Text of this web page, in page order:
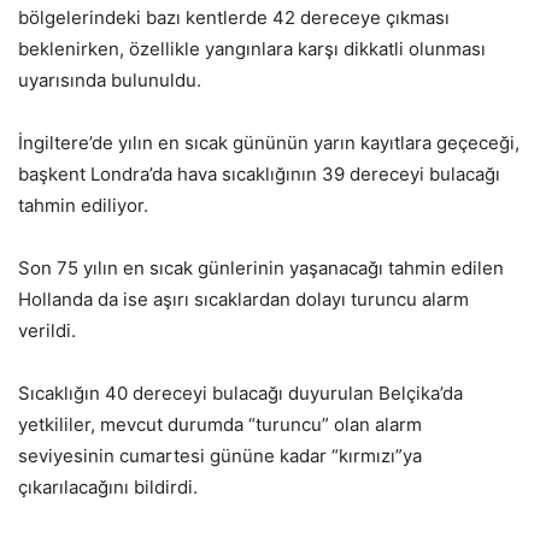
bölgelerindeki bazı kentlerde 42 dereceye çıkması
beklenirken, özellikle yangınlara karşı dikkatli olunması
uyarısında bulunuldu.
İngiltere’de yılın en sıcak gününün yarın kayıtlara geçeceği,
başkent Londra’da hava sıcaklığının 39 dereceyi bulacağı
tahmin ediliyor.
Son 75 yılın en sıcak günlerinin yaşanacağı tahmin edilen
Hollanda da ise aşırı sıcaklardan dolayı turuncu alarm
verildi.
Sıcaklığın 40 dereceyi bulacağı duyurulan Belçika’da
yetkililer, mevcut durumda “turuncu” olan alarm
seviyesinin cumartesi gününe kadar “kırmızı”ya
çıkarılacağını bildirdi.